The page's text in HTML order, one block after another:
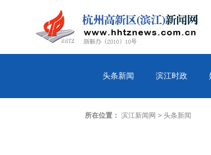
头条新闻 滨江时政
所在位置： 滨江新闻网 > 头条新闻